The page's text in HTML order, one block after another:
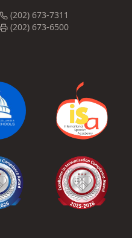
(202) 673-7311
(202) 673-6500